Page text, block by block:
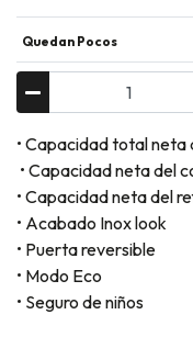
Quedan Pocos
• Capacidad total neta
• Capacidad neta del
• Capacidad neta del
• Acabado Inox look
• Puerta reversible
• Modo Eco
• Seguro de niños